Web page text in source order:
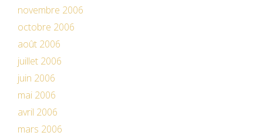
novembre 2006
octobre 2006
août 2006
juillet 2006
juin 2006
mai 2006
avril 2006
mars 2006